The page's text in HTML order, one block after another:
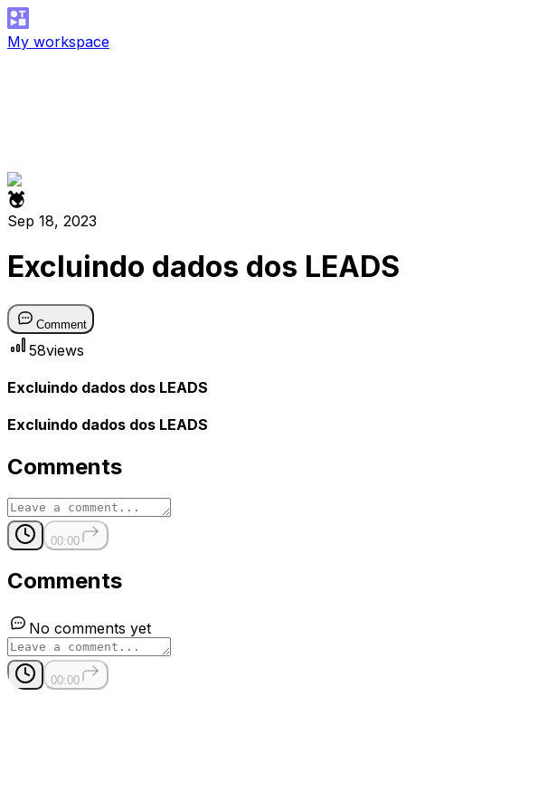
My workspace
Sep 18, 2023
Excluindo dados dos LEADS
Comment
58views
Excluindo dados dos LEADS
Excluindo dados dos LEADS
Comments
00:00
Comments
No comments yet
00:00